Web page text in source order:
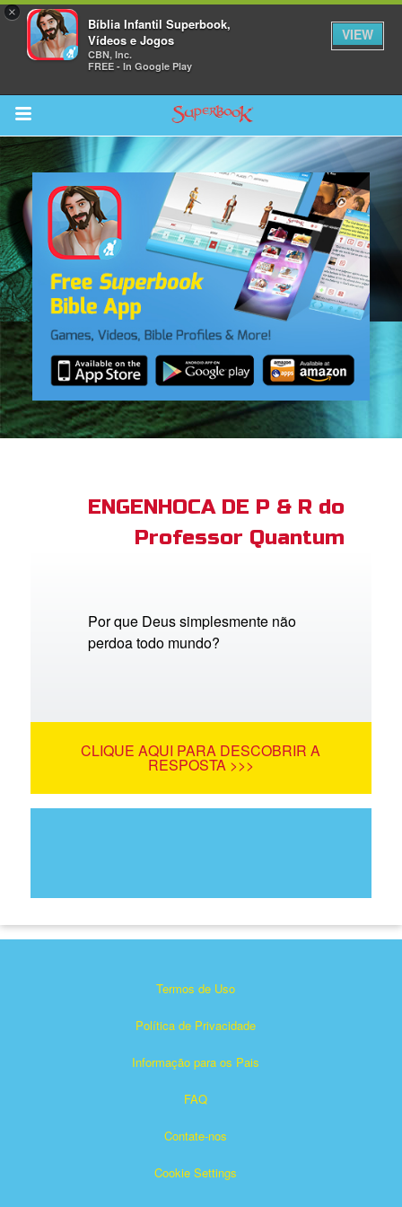
×
Bíblia Infantil Superbook,
Vídeos e Jogos
CBN, Inc.
FREE - In Google Play
VIEW
Return to Content
Bible App
ENGENHOCA DE P & R do
Professor Quantum
Por que Deus simplesmente não
perdoa todo mundo?
CLIQUE AQUI PARA DESCOBRIR A
RESPOSTA >>>
Termos de Uso
Política de Privacidade
Informação para os Pais
FAQ
Contate-nos
Cookie Settings